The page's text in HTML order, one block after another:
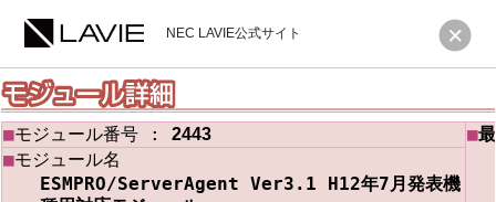
NEC LAVIE公式サイト